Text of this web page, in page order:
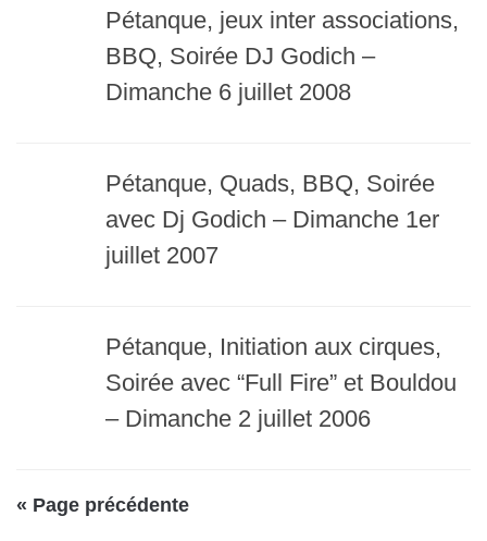
Pétanque, jeux inter associations,
BBQ, Soirée DJ Godich –
Dimanche 6 juillet 2008
Pétanque, Quads, BBQ, Soirée
avec Dj Godich – Dimanche 1er
juillet 2007
Pétanque, Initiation aux cirques,
Soirée avec “Full Fire” et Bouldou
– Dimanche 2 juillet 2006
« Page précédente